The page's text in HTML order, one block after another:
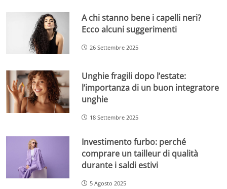
A chi stanno bene i capelli neri?
Ecco alcuni suggerimenti
26 Settembre 2025
Unghie fragili dopo l’estate:
l’importanza di un buon integratore
unghie
18 Settembre 2025
Investimento furbo: perché
comprare un tailleur di qualità
durante i saldi estivi
5 Agosto 2025